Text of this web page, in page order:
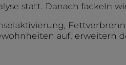
statt. Danach fackeln
auf, erweitern